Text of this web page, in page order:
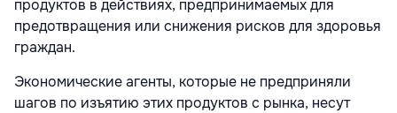
продуктов в действиях, предпринимаемых для
предотвращения или снижения рисков для здоровья
граждан.
Экономические агенты, которые не предприняли
шагов по изъятию этих продуктов с рынка, несут